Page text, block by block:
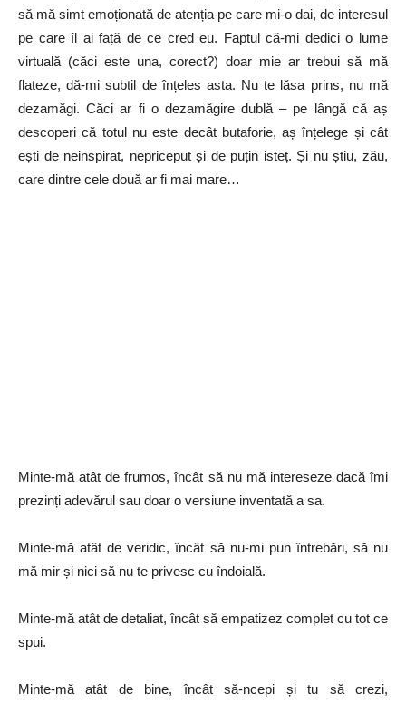
să mă simt emoționată de atenția pe care mi-o dai, de interesul
pe care îl ai față de ce cred eu. Faptul că-mi dedici o lume
virtuală (căci este una, corect?) doar mie ar trebui să mă
flateze, dă-mi subtil de înțeles asta. Nu te lăsa prins, nu mă
dezamăgi. Căci ar fi o dezamăgire dublă – pe lângă că aș
descoperi că totul nu este decât butaforie, aș înțelege și cât
ești de neinspirat, nepriceput și de puțin isteț. Și nu știu, zău,
care dintre cele două ar fi mai mare…
Minte-mă atât de frumos, încât să nu mă intereseze dacă îmi
prezinți adevărul sau doar o versiune inventată a sa.
Minte-mă atât de veridic, încât să nu-mi pun întrebări, să nu
mă mir și nici să nu te privesc cu îndoială.
Minte-mă atât de detaliat, încât să empatizez complet cu tot ce
spui.
Minte-mă atât de bine, încât să-ncepi și tu să crezi,